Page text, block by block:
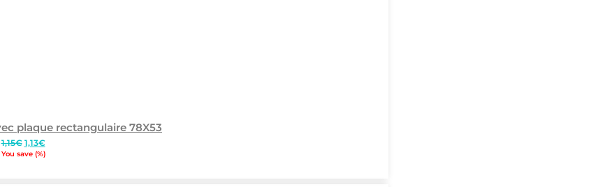
plaque rectangulaire 78X53
1,15€ Le
prix
1,13€Le
prix
You save (%)